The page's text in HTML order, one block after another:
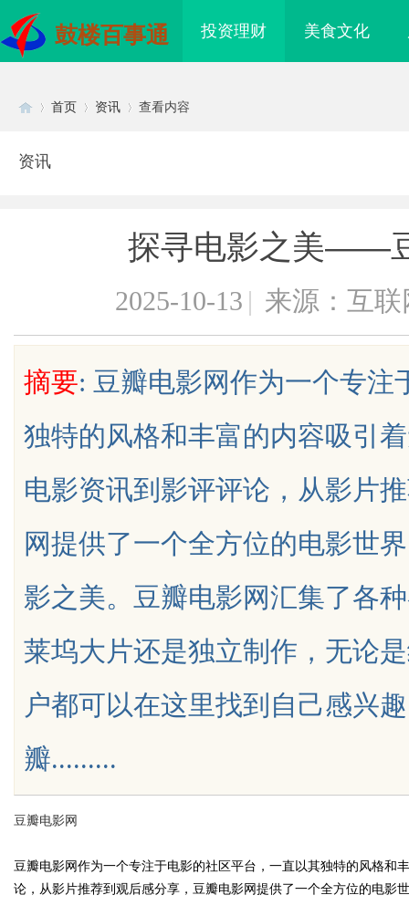
鼓楼百事通 投资理财 美食文化
uz
首页 资讯 查看内容
资讯
探寻电影之美——
2025-10-13 | 来源：互联
摘要: 豆瓣电影网作为一个专注
独特的风格和丰富的内容吸引
电影资讯到影评评论，从影片
网提供了一个全方位的电影世
影之美。豆瓣电影网汇集了各
莱坞大片还是独立制作，无论
户都可以在这里找到自己感兴
瓣.........
豆瓣电影网
豆瓣电影网作为一个专注于电影的社区平台，一直以其独特的风格和
论，从影片推荐到观后感分享，豆瓣电影网提供了一个全方位的电影